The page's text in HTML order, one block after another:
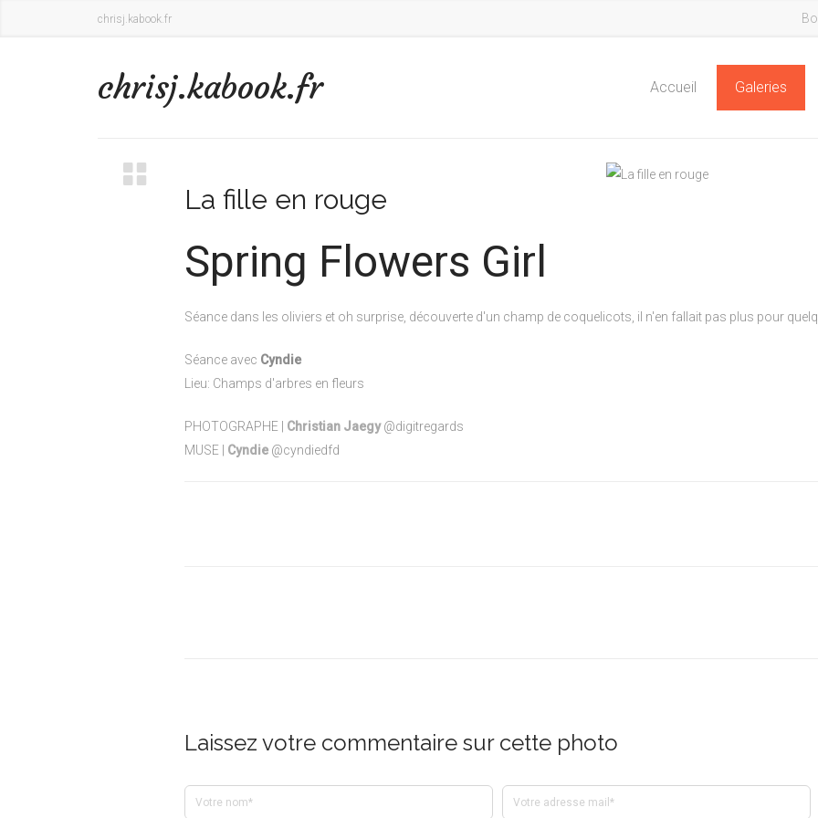
chrisj.kabook.fr
chrisj.kabook.fr Accueil Galeries
La fille en rouge
Spring Flowers Girl
Séance dans les oliviers et oh surprise, découverte d'un champ de coquelicots, il n'en fallait pas plus pour
Séance avec Cyndie
Lieu: Champs d'arbres en fleurs
PHOTOGRAPHE | Christian Jaegy@digitregards
MUSE | Cyndie @cyndiedfd
Laissez votre commentaire sur cette photo